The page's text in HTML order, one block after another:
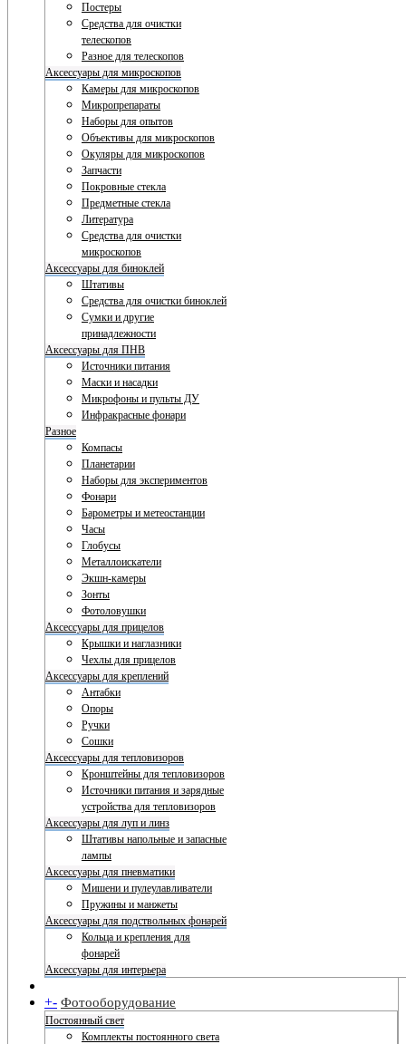
Постеры
Средства для очистки
телескопов
Разное для телескопов
Аксессуары для микроскопов
Камеры для микроскопов
Микропрепараты
Наборы для опытов
Объективы для микроскопов
Окуляры для микроскопов
Запчасти
Покровные стекла
Предметные стекла
Литература
Средства для очистки
микроскопов
Аксессуары для биноклей
Штативы
Средства для очистки биноклей
Сумки и другие
принадлежности
Аксессуары для ПНВ
Источники питания
Маски и насадки
Микрофоны и пульты ДУ
Инфракрасные фонари
Разное
Компасы
Планетарии
Наборы для экспериментов
Фонари
Барометры и метеостанции
Часы
Глобусы
Металлоискатели
Экшн-камеры
Зонты
Фотоловушки
Аксессуары для прицелов
Крышки и наглазники
Чехлы для прицелов
Аксессуары для креплений
Антабки
Опоры
Ручки
Сошки
Аксессуары для тепловизоров
Кронштейны для тепловизоров
Источники питания и зарядные
устройства для тепловизоров
Аксессуары для луп и линз
Штативы напольные и запасные
лампы
Аксессуары для пневматики
Мишени и пулеулавливатели
Пружины и манжеты
Аксессуары для подствольных фонарей
Кольца и крепления для
фонарей
Аксессуары для интерьера
+- Фотооборудование
Постоянный свет
Комплекты постоянного света